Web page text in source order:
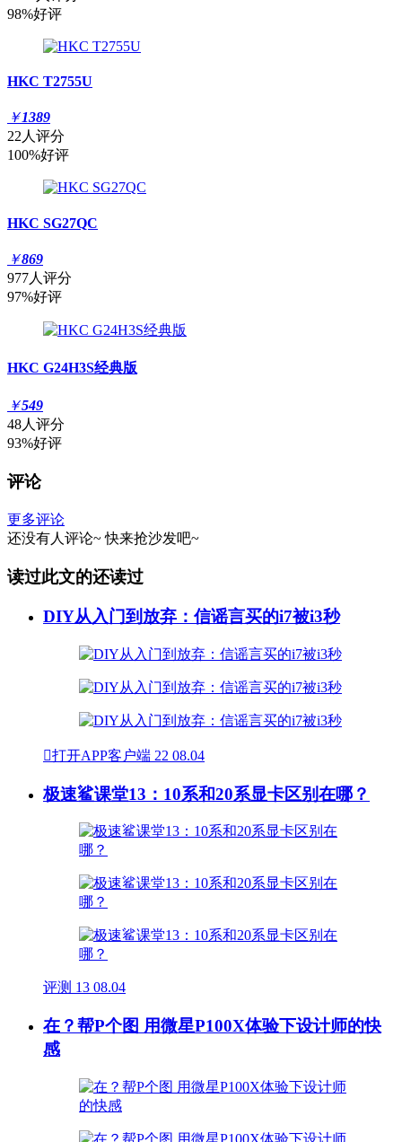
98%好评
HKC T2755U
￥1389
22人评分
100%好评
HKC SG27QC
￥869
977人评分
97%好评
HKC G24H3S经典版
￥549
48人评分
93%好评
评论
更多评论
还没有人评论~ 快来抢沙发吧~
读过此文的还读过
DIY从入门到放弃：信谣言买的i7被i3秒
打开APP客户端 22 08.04
极速鲨课堂13：10系和20系显卡区别在哪？
评测 13 08.04
在？帮P个图 用微星P100X体验下设计师的快
感